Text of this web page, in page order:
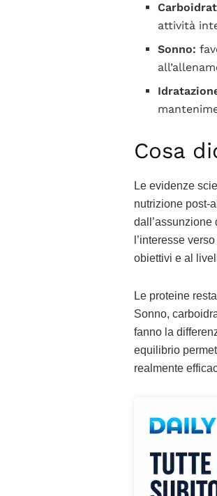
attività
Sonno:
Cosa
Le evidenze
nutrizione post-
dall’assunzione
l’interesse
obiettivi e al
Le proteine
Sonno,
fanno la
equilibrio
realmente